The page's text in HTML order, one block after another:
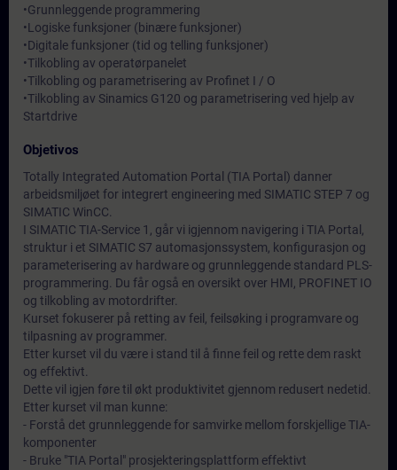
•Grunnleggende programmering
•Logiske funksjoner (binære funksjoner)
•Digitale funksjoner (tid og telling funksjoner)
•Tilkobling av operatørpanelet
•Tilkobling og parametrisering av Profinet I / O
•Tilkobling av Sinamics G120 og parametrisering ved hjelp av
Startdrive
Objetivos
Totally Integrated Automation Portal (TIA Portal) danner
arbeidsmiljøet for integrert engineering med SIMATIC STEP 7 og
SIMATIC WinCC.
I SIMATIC TIA-Service 1, går vi igjennom navigering i TIA Portal,
struktur i et SIMATIC S7 automasjonssystem, konfigurasjon og
parameterisering av hardware og grunnleggende standard PLS-
programmering. Du får også en oversikt over HMI, PROFINET IO
og tilkobling av motordrifter.
Kurset fokuserer på retting av feil, feilsøking i programvare og
tilpasning av programmer.
Etter kurset vil du være i stand til å finne feil og rette dem raskt
og effektivt.
Dette vil igjen føre til økt produktivitet gjennom redusert nedetid.
Etter kurset vil man kunne:
- Forstå det grunnleggende for samvirke mellom forskjellige TIA-
komponenter
- Bruke "TIA Portal" prosjekteringsplattform effektivt